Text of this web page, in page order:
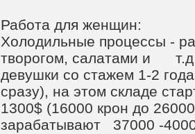
Работа для женщин:
Холодильные процессы -
творогом, салатами и
девушки со стажем 1-2
сразу), на этом складе
1300$ (16000 крон до
зарабатывают 37000 -